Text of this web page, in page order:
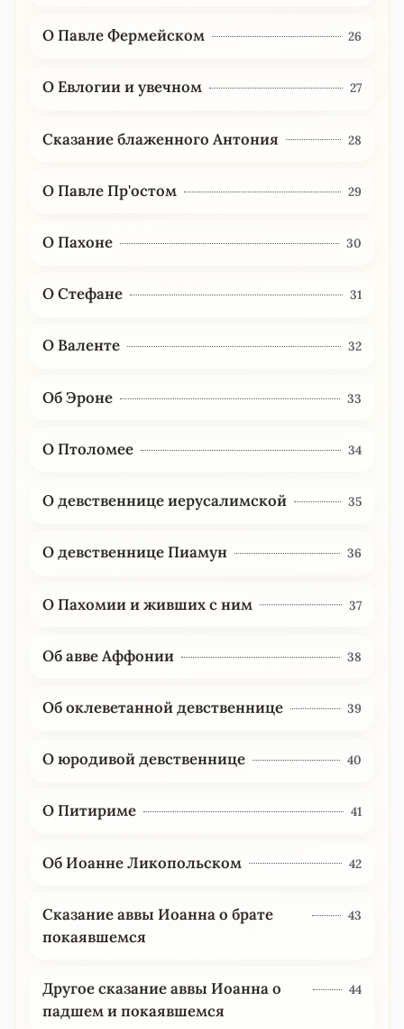
О Павле Фермейском 26
О Евлогии и увечном 27
Сказание блаженного Антония 28
О Павле Пр'остом 29
О Пахоне 30
О Стефане 31
О Валенте 32
Об Эроне 33
О Птоломее 34
О девственнице иерусалимской 35
О девственнице Пиамун 36
О Пахомии и живших с ним 37
Об авве Аффонии 38
Об оклеветанной девственнице 39
О юродивой девственнице 40
О Питириме 41
Об Иоанне Ликопольском 42
Сказание аввы Иоанна о брате
покаявшемся
43
Другое сказание аввы Иоанна о
падшем и покаявшемся
44